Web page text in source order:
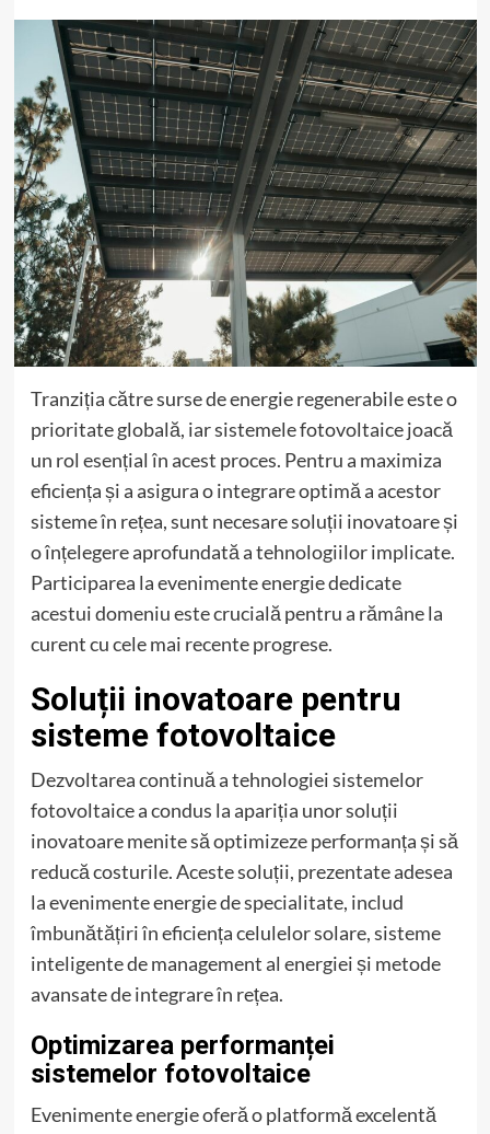
Tranziția către surse de energie regenerabile este o
prioritate globală, iar sistemele fotovoltaice joacă
un rol esențial în acest proces. Pentru a maximiza
eficiența și a asigura o integrare optimă a acestor
sisteme în rețea, sunt necesare soluții inovatoare și
o înțelegere aprofundată a tehnologiilor implicate.
Participarea la evenimente energie dedicate
acestui domeniu este crucială pentru a rămâne la
curent cu cele mai recente progrese.
Soluții inovatoare pentru
sisteme fotovoltaice
Dezvoltarea continuă a tehnologiei sistemelor
fotovoltaice a condus la apariția unor soluții
inovatoare menite să optimizeze performanța și să
reducă costurile. Aceste soluții, prezentate adesea
la evenimente energie de specialitate, includ
îmbunătățiri în eficiența celulelor solare, sisteme
inteligente de management al energiei și metode
avansate de integrare în rețea.
Optimizarea performanței
sistemelor fotovoltaice
Evenimente energie oferă o platformă excelentă